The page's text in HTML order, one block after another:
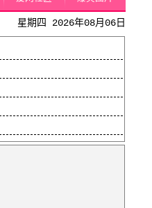
星期四 2026年08月06日